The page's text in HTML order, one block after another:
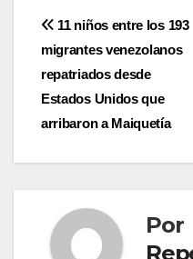
Navegación
de
entradas
11 niños entre los 193
migrantes venezolanos
repatriados desde
Estados Unidos que
arribaron a Maiquetía
Por